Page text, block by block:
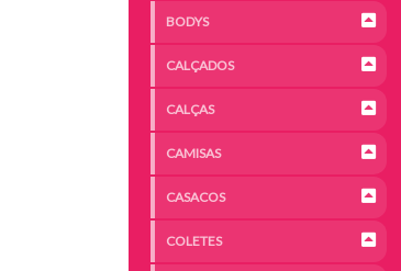
BODYS
CALÇADOS
CALÇAS
CAMISAS
CASACOS
COLETES